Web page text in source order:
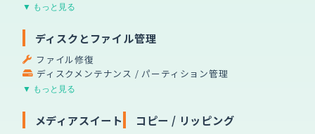
▼ もっと見る
ディスクとファイル管理
ファイル修復
ディスクメンテナンス / パーティション管理
▼ もっと見る
メディアスイート コピー / リッピング